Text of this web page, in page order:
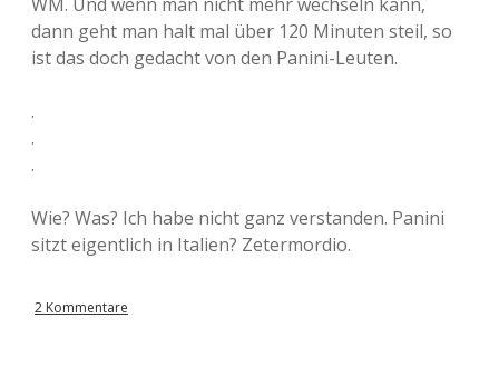
dann geht man halt mal über 120 Minuten steil, so
ist das doch gedacht von den Panini-Leuten.
.
.
.
Wie? Was? Ich habe nicht ganz verstanden. Panini
sitzt eigentlich in Italien? Zetermordio.
2 Kommentare